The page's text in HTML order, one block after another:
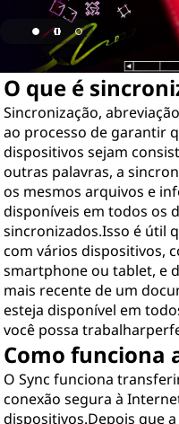
d
o
?
O que é
Sincronização,
ao processo de garantir
dispositivos sejam
outras palavras, a
os mesmos arquivos e
disponíveis em todos os
sincronizados.Isso é útil
com vários dispositivos,
smartphone ou tablet, e
mais recente de um
esteja disponível em
você possa
Como funciona
O Sync funciona
conexão segura à
dispositivos.Depois que